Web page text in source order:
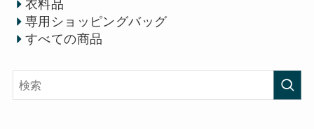
衣料品
専用ショッピングバッグ
すべての商品